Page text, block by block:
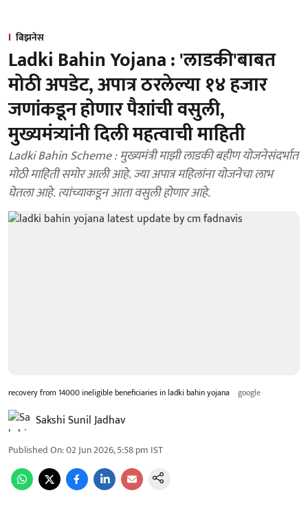
बिझनेस
Ladki Bahin Yojana : 'लाडकी'बाबत
मोठी अपडेट, अपात्र ठरलेल्या १४ हजार
जणांकडून होणार पैशांची वसुली,
मुख्यमंत्र्यांनी दिली महत्वाची माहिती
Ladki Bahin Scheme : मुख्यमंत्री माझी लाडकी बहीण योजनेसंदर्भात
मोठी माहिती समोर आली आहे. ज्या अपात्र महिलांना योजनेचा लाभ
घेतला आहे. त्यांच्याकडून आता वसुली होणार आहे.
recovery from 14000 ineligible beneficiaries in ladki bahin yojana google
Sakshi Sunil Jadhav
Published On:02 Jun 2026, 5:58 pm IST